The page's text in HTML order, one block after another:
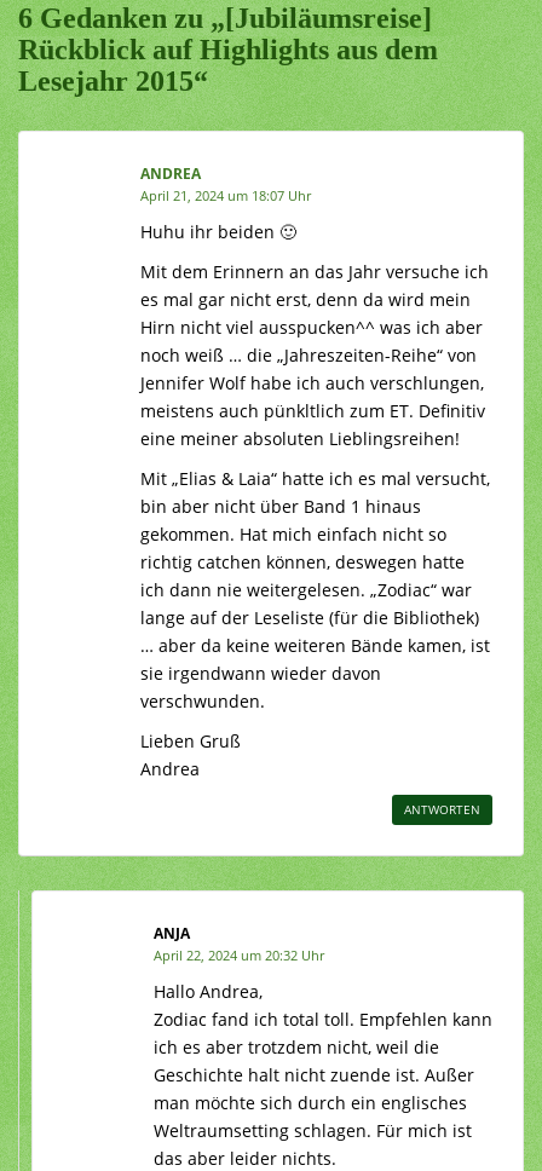
6 Gedanken zu „[Jubiläumsreise]
Rückblick auf Highlights aus dem
Lesejahr 2015“
ANDREA
April 21, 2024 um 18:07 Uhr
Huhu ihr beiden 🙂
Mit dem Erinnern an das Jahr versuche ich
es mal gar nicht erst, denn da wird mein
Hirn nicht viel ausspucken^^ was ich aber
noch weiß … die „Jahreszeiten-Reihe“ von
Jennifer Wolf habe ich auch verschlungen,
meistens auch pünkltlich zum ET. Definitiv
eine meiner absoluten Lieblingsreihen!
Mit „Elias & Laia“ hatte ich es mal versucht,
bin aber nicht über Band 1 hinaus
gekommen. Hat mich einfach nicht so
richtig catchen können, deswegen hatte
ich dann nie weitergelesen. „Zodiac“ war
lange auf der Leseliste (für die Bibliothek)
… aber da keine weiteren Bände kamen, ist
sie irgendwann wieder davon
verschwunden.
Lieben Gruß
Andrea
ANTWORTEN
ANJA
April 22, 2024 um 20:32 Uhr
Hallo Andrea,
Zodiac fand ich total toll. Empfehlen kann
ich es aber trotzdem nicht, weil die
Geschichte halt nicht zuende ist. Außer
man möchte sich durch ein englisches
Weltraumsetting schlagen. Für mich ist
das aber leider nichts.